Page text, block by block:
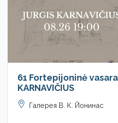
61 Fortepijoninė vasara
KARNAVIČIUS
Галерея В. К. Йонинас